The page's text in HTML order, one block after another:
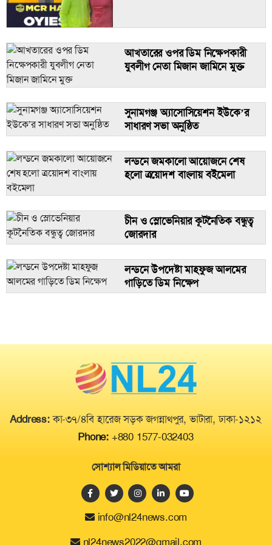
মেজর জিয়া স্বাধীনতার ঘোষণা পত্র পাঠ
করেছেন এটাতো মীমাংসিত
অকালপ্রয়াত সাংবাদিককে নিয়ে নুরুল হক
শিপুর স্মারকগ্রন্থ ‘শেষান্ত’
সংরক্ষিত নারী আসনে আলোচনায়
ফাহমিদা মজিদ
সংরক্ষিত নারী আসনে বিএনপির মনোনয়ন
চান অঞ্জনা আলম
তেমনি এটি একটি কঠিন পরীক্ষা
যুক্তরাজ্য বঙ্গবন্ধু পরিষদ গ্রেটার
ম্যানচেস্টার শাখার আয়োজনে জাতীয়
শোক দিবস উদযাপন
লন্ডনে জমকালো আয়োজনে শেষ হলো
ত্রয়োদশ বাংলায় বইমেলা
এমন ঘটনা অনাকাঙ্ক্ষিত: এতসব মৃত্যুর
দায় কার?
বাংলাদেশসহ ৯ দেশের ওপর ভিসা
নিষেধাজ্ঞা সংযুক্ত আরব আমিরাতের
ধানমন্ডিতে আ.লীগ-যুবলীগের ঝটিকা
মিছিল
দাবিতে বাসার সামনে অবস্থান
আখতারের ওপর ডিম নিক্ষেপকারী
যুবলীগ নেতা মিজান জামিনে মুক্ত
সুনামগঞ্জ অ্যাসোসিয়েশন ইউকে’র
সাধারণ সভা অনুষ্ঠিত
লন্ডনে জমকালো আয়োজনে শেষ
হলো ত্রয়োদশ বাংলায় বইমেলা
চীন ও স্লোভেনিয়ার কূটনৈতিক বন্ধুত্ব
জোরদার
লন্ডনে উপদেষ্টা মাহফুজ আলমের
গাড়িতে ডিম নিক্ষেপ
Address:কা-৩৭/৪বি হারেজ সড়ক জগন্নাথপুর, ভাটারা, ঢাকা-১২১২
Phone: +880 1577-032403
সোশ্যাল মিডিয়াতে আমরা
info@nl24news.com
nl24news2022@gmail.com